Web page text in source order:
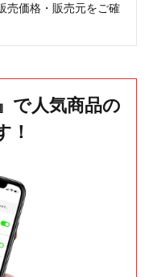
売価格・販売元をご確
で人気商品の
！